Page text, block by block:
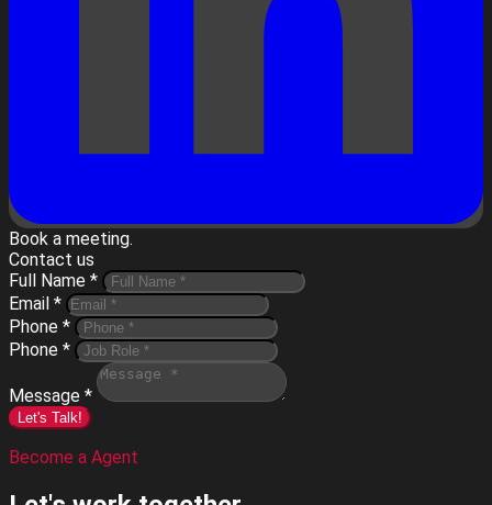
Book a meeting.
Contact us
Full Name *
Email *
Phone *
Phone *
Message *
Let's Talk!
Become a Agent